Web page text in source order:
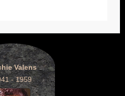
Valens
- 1959